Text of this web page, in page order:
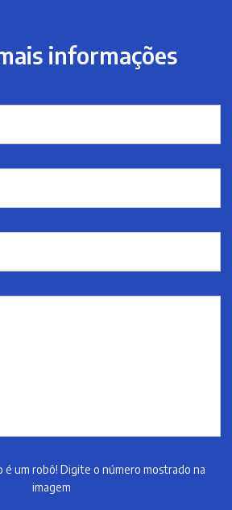
informações
é um robô! Digite o número mostrado na
imagem